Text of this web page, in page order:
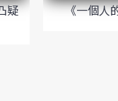
疑 《一個人